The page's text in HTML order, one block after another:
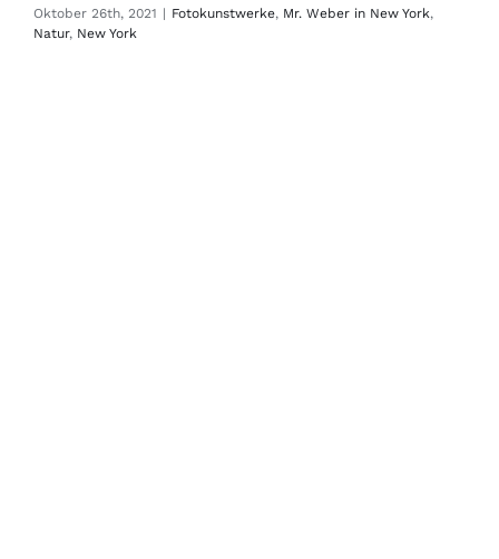
Oktober 26th, 2021 | Fotokunstwerke, Mr. Weber in New York,
Natur, New York